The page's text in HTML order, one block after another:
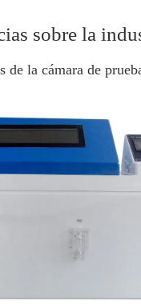
sobre la
de la cámara de